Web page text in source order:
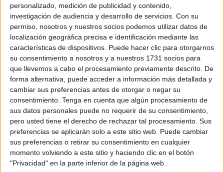
personalizado, medición de publicidad y contenido,
investigación de audiencia y desarrollo de servicios. Con su
permiso, nosotros y nuestros socios podemos utilizar datos de
localización geográfica precisa e identificación mediante las
características de dispositivos. Puede hacer clic para otorgarnos
su consentimiento a nosotros y a nuestros 1731 socios para
que llevemos a cabo el procesamiento previamente descrito. De
forma alternativa, puede acceder a información más detallada y
cambiar sus preferencias antes de otorgar o negar su
consentimiento. Tenga en cuenta que algún procesamiento de
sus datos personales puede no requerir de su consentimiento,
pero usted tiene el derecho de rechazar tal procesamiento. Sus
preferencias se aplicarán solo a este sitio web. Puede cambiar
sus preferencias o retirar su consentimiento en cualquier
momento volviendo a este sitio y haciendo clic en el botón
"Privacidad" en la parte inferior de la página web.
Ceuta. En esta ocasión ha sido laplataforma solidaria
ayuda humanitaria la que nos ha mostrado todo lo que han
recibido de manos de los ceutíes.
Sabah Mohamed, voluntaria de la plataforma solidaria, ha
contado aFaroTVen una de lasnaves del Tarajaldonde
almacenan todo el material que “la gente se puso en
contacto con nosotros, preguntándonos si íbamos hacer
algo para colaborar con Marruecos y nosotros dijimos que
sí. Así comenzó otra vez la ayuda humanitaria. Una vez
más la gente de Ceuta ha demostrado su parte solidaria”.
Entre lo donadopor lo vecinosy empresarios de la
ciudad tienen casi 200 mantas de bebé, 500 grandes,